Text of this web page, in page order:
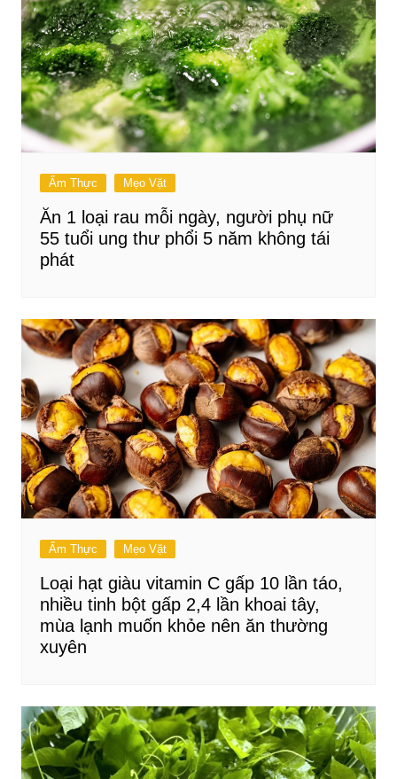
Ẩm Thực Mẹo Vặt
Ăn 1 loại rau mỗi ngày, người phụ nữ
55 tuổi ung thư phổi 5 năm không tái
phát
Ẩm Thực Mẹo Vặt
Loại hạt giàu vitamin C gấp 10 lần táo,
nhiều tinh bột gấp 2,4 lần khoai tây,
mùa lạnh muốn khỏe nên ăn thường
xuyên